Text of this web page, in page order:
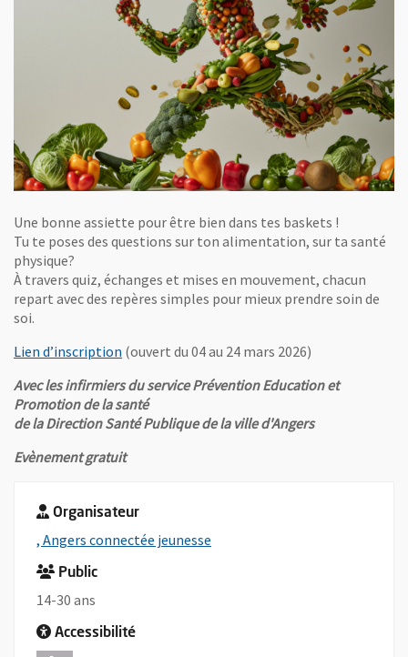
Une bonne assiette pour être bien dans tes baskets !
Tu te poses des questions sur ton alimentation, sur ta santé
physique?
À travers quiz, échanges et mises en mouvement, chacun
repart avec des repères simples pour mieux prendre soin de
soi.
Lien d’inscription , Ouvre une nouvelle fenêtre
(ouvert du 04 au 24 mars 2026)
Avec les infirmiers du service Prévention Education et
Promotion de la santé
de la Direction Santé Publique de la ville d'Angers
Evènement gratuit
Organisateur
, Angers connectée jeunesse
Public
14-30 ans
Accessibilité